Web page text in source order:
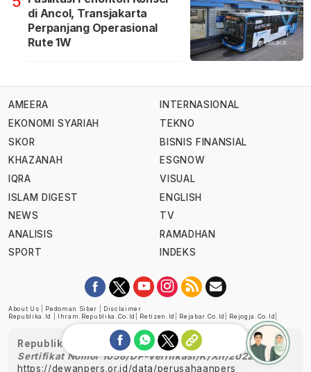
di Ancol, Transjakarta
Perpanjang Operasional
Rute 1W
AMEERA
EKONOMI SYARIAH
SKOR
KHAZANAH
IQRA
ISLAM DIGEST
NEWS
ANALISIS
SPORT
INTERNASIONAL
TEKNO
BISNIS FINANSIAL
ESGNOW
VISUAL
ENGLISH
TV
RAMADHAN
INDEKS
About Us Pedoman Siber
Disclaimer
Republika.id
Ihram.republika.co.id Retizen.id Rejabar.co.id Rejogja.co.id
Republika telah diverifikasi oleh Dewan Pers
Sertifikat Nomor 1058/DP-Verifikasi/K/XII/2022
https://dewanpers.or.id/data/perusahaanpers